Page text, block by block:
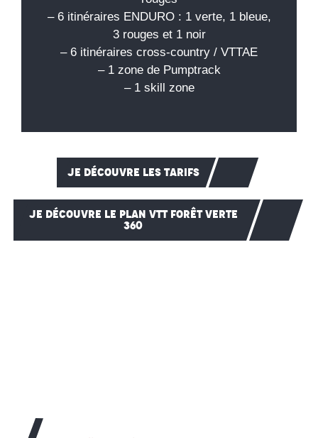
– 6 itinéraires ENDURO : 1 verte, 1 bleue,
3 rouges et 1 noir
– 6 itinéraires cross-country / VTTAE
– 1 zone de Pumptrack
– 1 skill zone
JE DÉCOUVRE LES TARIFS
JE DÉCOUVRE LE PLAN VTT FORÊT VERTE
360